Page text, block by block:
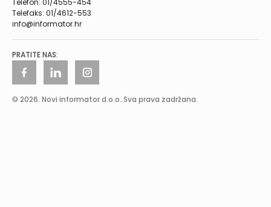
Telefon: 01/4555-454
Telefaks: 01/4612-553
info@informator.hr
PRATITE NAS:
© 2026. Novi informator d.o.o. Sva prava zadržana.